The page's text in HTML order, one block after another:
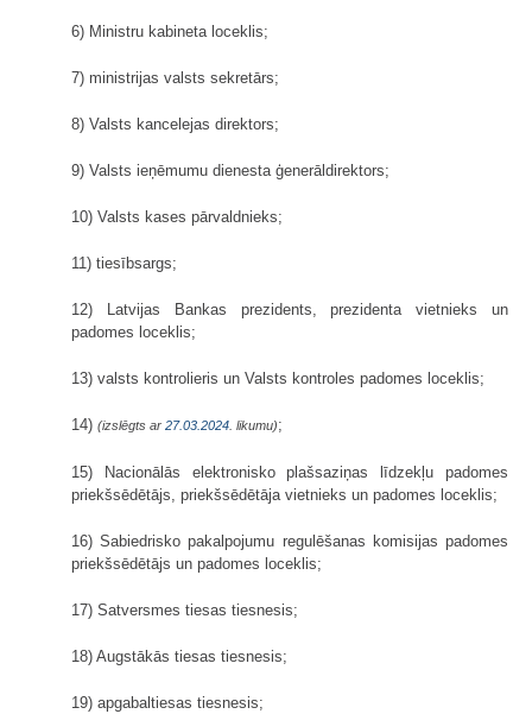
6) Ministru kabineta loceklis;
7) ministrijas valsts sekretārs;
8) Valsts kancelejas direktors;
9) Valsts ieņēmumu dienesta ģenerāldirektors;
10) Valsts kases pārvaldnieks;
11) tiesībsargs;
12) Latvijas Bankas prezidents, prezidenta vietnieks un
padomes loceklis;
13) valsts kontrolieris un Valsts kontroles padomes loceklis;
14) (izslēgts ar 27.03.2024 . likumu);
15) Nacionālās elektronisko plašsaziņas līdzekļu padomes
priekšsēdētājs, priekšsēdētāja vietnieks un padomes loceklis;
16) Sabiedrisko pakalpojumu regulēšanas komisijas padomes
priekšsēdētājs un padomes loceklis;
17) Satversmes tiesas tiesnesis;
18) Augstākās tiesas tiesnesis;
19) apgabaltiesas tiesnesis;